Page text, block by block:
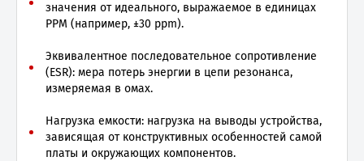
значения от идеального, выражаемое в единицах
PPM (например, ±30 ppm).
Эквивалентное последовательное сопротивление
(ESR): мера потерь энергии в цепи резонанса,
измеряемая в омах.
Нагрузка емкости: нагрузка на выводы устройства,
зависящая от конструктивных особенностей самой
платы и окружающих компонентов.